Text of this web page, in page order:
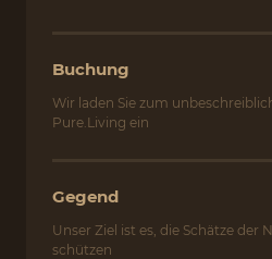
Buchung
Wir laden Sie zum
Pure.Living ein
Gegend
Unser Ziel ist es, die Schätze der
schützen